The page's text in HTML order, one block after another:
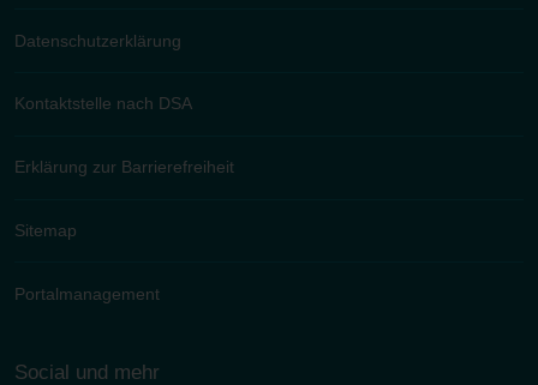
Datenschutzerklärung
Kontaktstelle nach DSA
Erklärung zur Barrierefreiheit
Sitemap
Portalmanagement
Social und mehr